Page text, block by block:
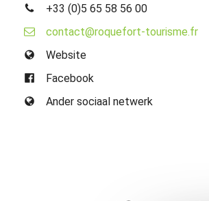
+33 (0)5 65 58 56 00
contact@roquefort-tourisme.fr
Website
Facebook
Ander sociaal netwerk